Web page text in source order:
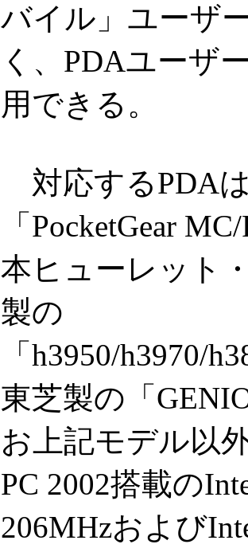
バイル」ユーザ
く、PDAユーザ
用できる。
対応するPDA
「PocketGear
本ヒューレット
製の
「h3950/h3970/
東芝製の「
お上記モデル以
PC 2002搭載の
206MHzおよび